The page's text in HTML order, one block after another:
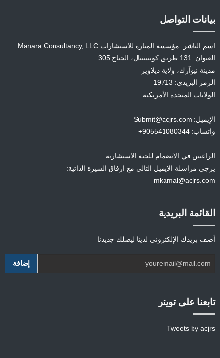
بيانات التواصل
اسم الناشر: مؤسسة المنارة للاستشارات Manara Consultancy, LLC.
العنوان: 131 طريق كونتيننتال، الجناح 305
مدينة نيوآرك، ولاية ديلاوير
الرمز البريدي: 19713
الولايات المتحدة الأمريكية.
الإيميل: Submit@acjrs.com
واتساب: 905541080344+
الراغبين في الانضمام للجنة الاستشارية
يرجى مراسلة الايميل التالي مع ارفاق السيرة الذاتية:
mkamal@acjrs.com
القائمة البريدية
أضف بريدك الإلكتروني لدينا ليصلك جديدنا
تابعنا على تويتر
Tweets by acjrs